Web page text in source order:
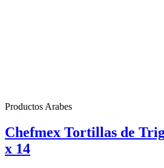
Productos Arabes
Chefmex Tortillas de
x 14